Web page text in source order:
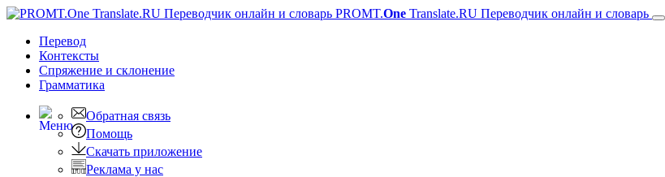
PROMT.One Translate.RU Переводчик онлайн и словарь
Перевод
Контексты
Спряжение и склонение
Грамматика
Обратная связь
Помощь
Скачать приложение
Реклама у нас